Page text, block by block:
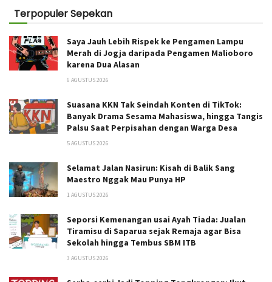
Terpopuler Sepekan
Saya Jauh Lebih Rispek ke Pengamen Lampu
Merah di Jogja daripada Pengamen Malioboro
karena Dua Alasan
6 AGUSTUS 2026
Suasana KKN Tak Seindah Konten di TikTok:
Banyak Drama Sesama Mahasiswa, hingga Tangis
Palsu Saat Perpisahan dengan Warga Desa
5 AGUSTUS 2026
Selamat Jalan Nasirun: Kisah di Balik Sang
Maestro Nggak Mau Punya HP
1 AGUSTUS 2026
Seporsi Kemenangan usai Ayah Tiada: Jualan
Tiramisu di Saparua sejak Remaja agar Bisa
Sekolah hingga Tembus SBM ITB
3 AGUSTUS 2026